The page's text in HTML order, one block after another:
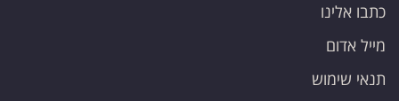
כתבו אלינו
מייל אדום
תנאי שימוש